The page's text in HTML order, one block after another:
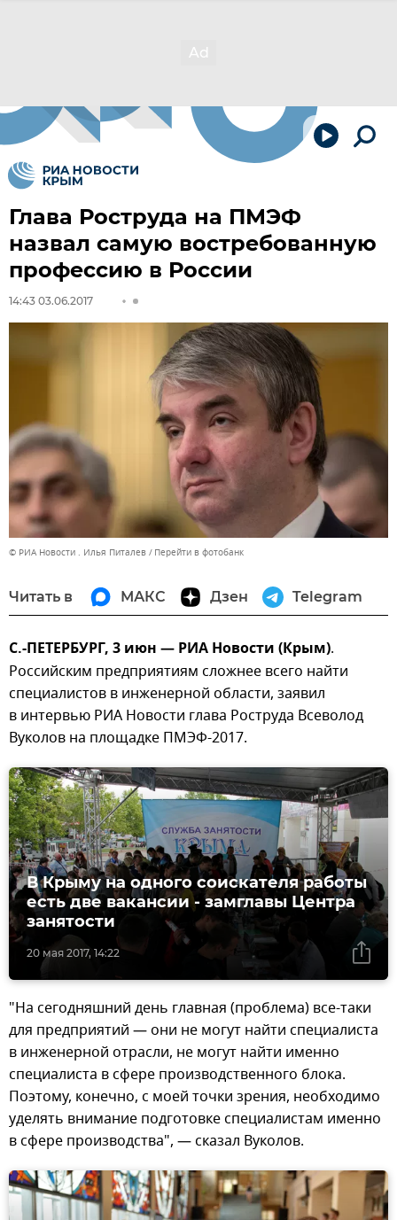
Глава Роструда на ПМЭФ
назвал самую востребованную
профессию в России
14:43 03.06.2017
© РИА Новости . Илья Питалев Перейти в фотобанк
Читать в МАКС Дзен Telegram
С.-ПЕТЕРБУРГ, 3 июн — РИА Новости (Крым).
Российским предприятиям сложнее всего найти
специалистов в инженерной области, заявил
в интервью РИА Новости глава Роструда Всеволод
Вуколов на площадке ПМЭФ-2017.
20 мая 2017, 14:22
В Крыму на одного соискателя работы
есть две вакансии - замглавы Центра
занятости
"На сегодняшний день главная (проблема) все-таки
для предприятий — они не могут найти специалиста
в инженерной отрасли, не могут найти именно
специалиста в сфере производственного блока.
Поэтому, конечно, с моей точки зрения, необходимо
уделять внимание подготовке специалистам именно
в сфере производства", — сказал Вуколов.